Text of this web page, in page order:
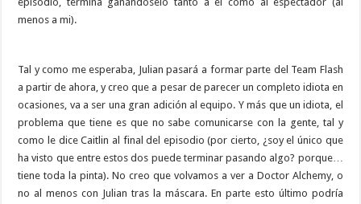
menos a mi).
Tal y como me esperaba, Julian pasará a formar parte del Team Flash
a partir de ahora, y creo que a pesar de parecer un completo idiota en
ocasiones, va a ser una gran adición al equipo. Y más que un idiota, el
problema que tiene es que no sabe comunicarse con la gente, tal y
como le dice Caitlin al final del episodio (por cierto, ¿soy el único que
ha visto que entre estos dos puede terminar pasando algo? porque…
tiene toda la pinta). No creo que volvamos a ver a Doctor Alchemy, o
no al menos con Julian tras la máscara. En parte esto último podría